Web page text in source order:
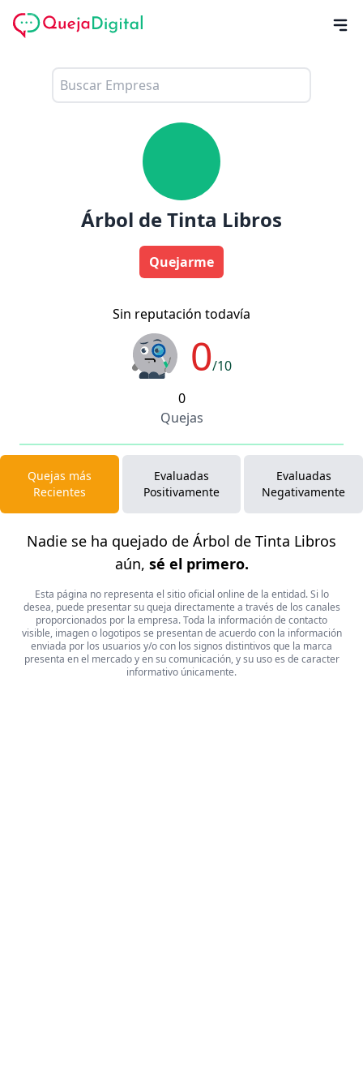
Árbol de Tinta Libros
Quejarme
Sin reputación todavía
0/10
0
Quejas
Quejas más
Recientes
Evaluadas
Positivamente
Evaluadas
Negativamente
Nadie se ha quejado de Árbol de Tinta Libros
aún, sé el primero.
Esta página no representa el sitio oficial online de la entidad. Si lo
desea, puede presentar su queja directamente a través de los canales
proporcionados por la empresa. Toda la información de contacto
visible, imagen o logotipos se presentan de acuerdo con la información
enviada por los usuarios y/o con los signos distintivos que la marca
presenta en el mercado y en su comunicación, y su uso es de caracter
informativo únicamente.